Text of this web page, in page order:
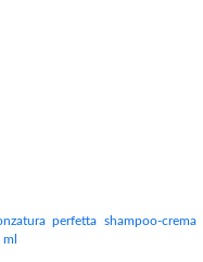
perfetta shampoo-crema